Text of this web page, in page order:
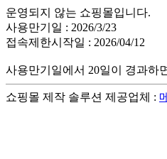
운영되지 않는 쇼핑몰입니다.
사용만기일 : 2026/3/23
접속제한시작일 : 2026/04/12
사용만기일에서 20일이 경과하
쇼핑몰 제작 솔루션 제공업체 :